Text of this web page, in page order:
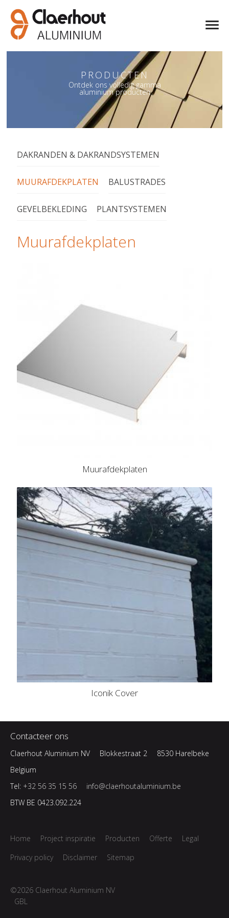
PRODUCTEN
Ontdek ons volledig gamma
aluminium producten
PRODUCTEN
Ontdek ons volledig gamma
aluminium producten
DAKRANDEN & DAKRANDSYSTEMEN
MUURAFDEKPLATEN BALUSTRADES
GEVELBEKLEDING PLANTSYSTEMEN
Muurafdekplaten
Muurafdekplaten
Iconik Cover
Contacteer ons
Claerhout Aluminium NV Blokkestraat 2
8530 Harelbeke
Belgium
Tel: +32 56 35 15 56
info@claerhoutaluminium.be
BTW BE 0423.092.224
Home Project inspiratie Producten Offerte
Legal
Privacy policy
Disclaimer Sitemap
©2026 Claerhout Aluminium NV
GBL